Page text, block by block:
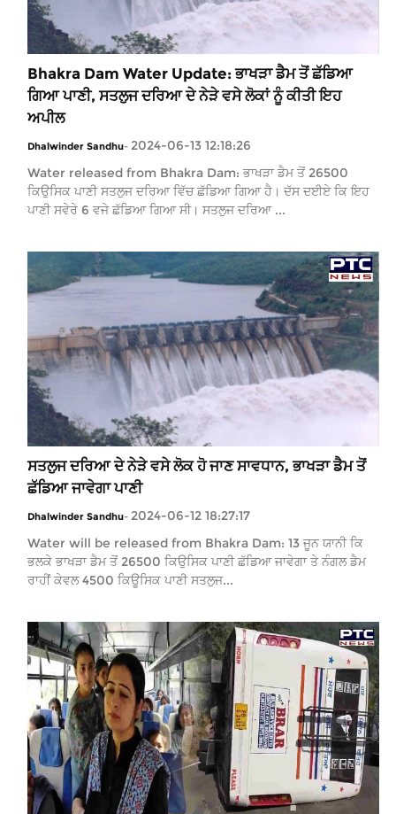
Bhakra Dam Water Update: ਭਾਖੜਾ ਡੈਮ ਤੋਂ ਛੱਡਿਆ
ਗਿਆ ਪਾਣੀ, ਸਤਲੁਜ ਦਰਿਆ ਦੇ ਨੇੜੇ ਵਸੇ ਲੋਕਾਂ ਨੂੰ ਕੀਤੀ ਇਹ
ਅਪੀਲ
Dhalwinder Sandhu- 2024-06-13 12:18:26
Water released from Bhakra Dam: ਭਾਖੜਾ ਡੈਮ ਤੋਂ 26500
ਕਿਉਸਿਕ ਪਾਣੀ ਸਤਲੁਜ ਦਰਿਆ ਵਿੱਚ ਛੱਡਿਆ ਗਿਆ ਹੈ। ਦੱਸ ਦਈਏ ਕਿ ਇਹ
ਪਾਣੀ ਸਵੇਰੇ 6 ਵਜੇ ਛੱਡਿਆ ਗਿਆ ਸੀ। ਸਤਲੁਜ ਦਰਿਆ ...
ਸਤਲੁਜ ਦਰਿਆ ਦੇ ਨੇੜੇ ਵਸੇ ਲੋਕ ਹੋ ਜਾਣ ਸਾਵਧਾਨ, ਭਾਖੜਾ ਡੈਮ ਤੋਂ
ਛੱਡਿਆ ਜਾਵੇਗਾ ਪਾਣੀ
Dhalwinder Sandhu- 2024-06-12 18:27:17
Water will be released from Bhakra Dam: 13 ਜੂਨ ਯਾਨੀ ਕਿ
ਭਲਕੇ ਭਾਖੜਾ ਡੈਮ ਤੋਂ 26500 ਕਿਉਸਿਕ ਪਾਣੀ ਛੱਡਿਆ ਜਾਵੇਗਾ ਤੇ ਨੰਗਲ ਡੈਮ
ਰਾਹੀਂ ਕੇਵਲ 4500 ਕਿਊਸਿਕ ਪਾਣੀ ਸਤਲੁਜ...